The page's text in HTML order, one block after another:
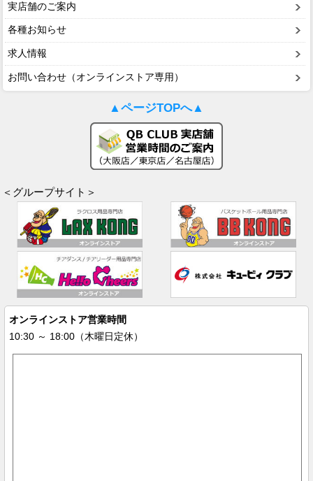
実店舗のご案内
各種お知らせ
求人情報
お問い合わせ（オンラインストア専用）
▲ページTOPへ▲
＜グループサイト＞
オンラインストア営業時間
10:30 ～ 18:00（木曜日定休）